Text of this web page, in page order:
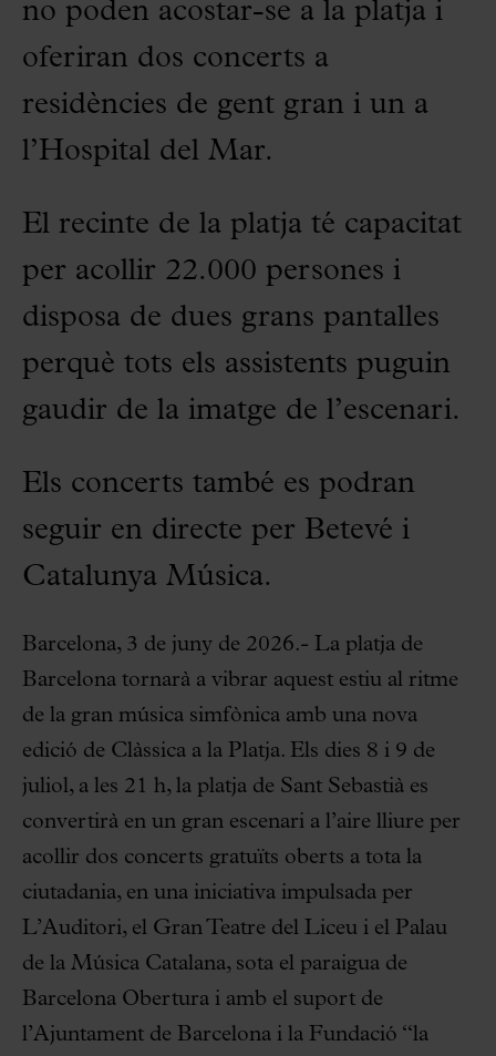
no poden acostar-se a la platja i
oferiran dos concerts a
residències de gent gran i un a
l’Hospital del Mar.
El recinte de la platja té capacitat
per acollir 22.000 persones i
disposa de dues grans pantalles
perquè tots els assistents puguin
gaudir de la imatge de l’escenari.
Els concerts també es podran
seguir en directe per Betevé i
Catalunya Música.
Barcelona, 3 de juny de 2026.-La platja de
Barcelona tornarà a vibrar aquest estiu al ritme
de la gran música simfònica amb una nova
edició de Clàssica a la Platja. Els dies 8 i 9 de
juliol, a les 21 h, la platja de Sant Sebastià es
convertirà en un gran escenari a l’aire lliure per
acollir dos concerts gratuïts oberts a tota la
ciutadania, en una iniciativa impulsada per
L’Auditori, el Gran Teatre del Liceu i el Palau
de la Música Catalana, sota el paraigua de
Barcelona Obertura i amb el suport de
l’Ajuntament de Barcelona i la Fundació “la